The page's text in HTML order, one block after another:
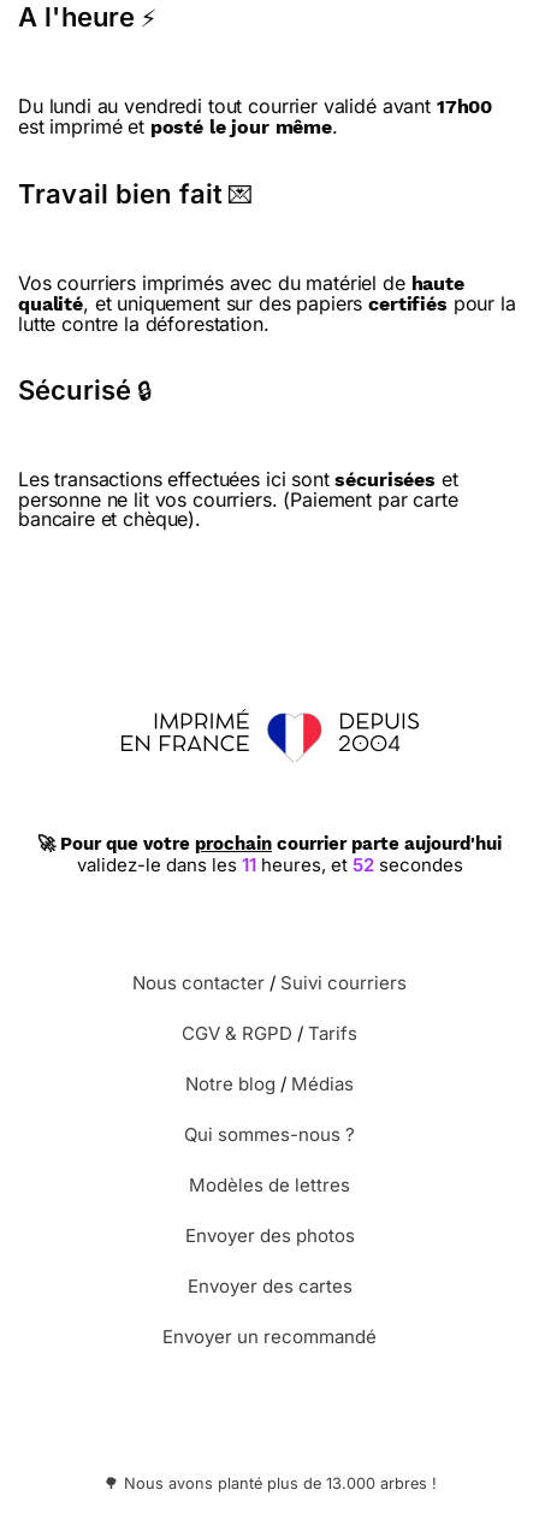
A l'heure ⚡
Du lundi au vendredi tout courrier validé avant 17h00
est imprimé et posté le jour même.
Travail bien fait 💌
Vos courriers imprimés avec du matériel de haute
qualité, et uniquement sur des papierscertifiés pour la
lutte contre la déforestation.
Sécurisé 🔒
Les transactions effectuées ici sontsécurisées et
personne ne lit vos courriers. (Paiement par carte
bancaire et chèque).
🚀 Pour que votre prochain courrier parte aujourd'hui
validez-le dans les11 heures,et51secondes
Nous contacter / Suivi courriers
CGV & RGPD / Tarifs
Notre blog / Médias
Qui sommes-nous ?
Modèles de lettres
Envoyer des photos
Envoyer des cartes
Envoyer un recommandé
🌳 Nous avons planté plus de 13.000 arbres !